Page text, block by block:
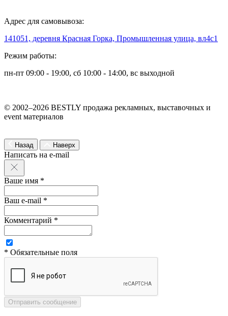
Адрес для самовывоза:
141051, деревня Красная Горка, Промышленная улица, вл4с1
Режим работы:
пн-пт 09:00 - 19:00, сб 10:00 - 14:00, вс выходной
© 2002–2026 BESTLY продажа рекламных, выставочных и
event материалов
Назад Наверх
Написать на e-mail
Ваше имя *
Ваш e-mail *
Комментарий *
* Обязательные поля